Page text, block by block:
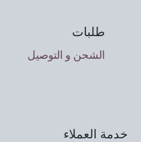
طلبات
الشحن و التوصيل
خدمة العملاء